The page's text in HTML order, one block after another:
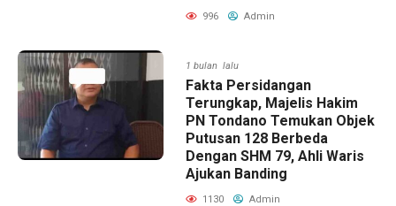
996 Admin
1 bulan lalu
Fakta Persidangan
Terungkap, Majelis Hakim
PN Tondano Temukan Objek
Putusan 128 Berbeda
Dengan SHM 79, Ahli Waris
Ajukan Banding
1130 Admin